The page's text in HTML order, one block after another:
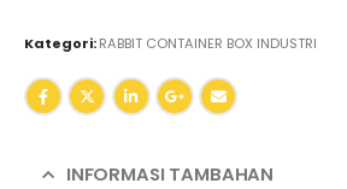
Kategori:RABBIT CONTAINER BOX INDUSTRI
INFORMASI TAMBAHAN